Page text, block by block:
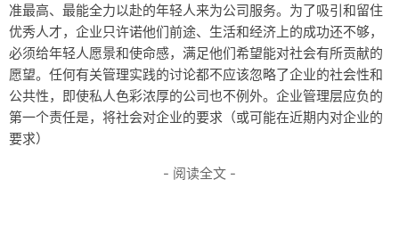
运营实录
系统实操
运维笔记
流程与业务分析
准最高、最能全力以赴的年轻人来为公司服务。为了吸引和留住
优秀人才，企业只许诺他们前途、生活和经济上的成功还不够，
必须给年轻人愿景和使命感，满足他们希望能对社会有所贡献的
愿望。任何有关管理实践的讨论都不应该忽略了企业的社会性和
公共性，即使私人色彩浓厚的公司也不例外。企业管理层应负的
第一个责任是，将社会对企业的要求（或可能在近期内对企业的
要求）
- 阅读全文 -